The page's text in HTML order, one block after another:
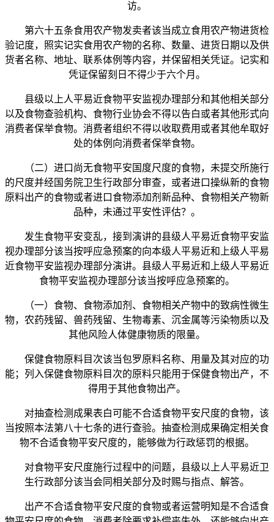
访。
第六十五条食用农产物发卖者该当成立食用农产物进货检
验记度，照实记实食用农产物的名称、数量、进货日期以及供
货者名称、地址、联系体例等内容，并保留相关凭证。记实和
凭证保留刻日不得少于六个月。
县级以上人平易近食物平安监视办理部分和其他相关部分
以及食物查验机构、食物行业协会不得以告白或者其他形式向
消费者保举食物。消费者组织不得以收取费用或者其他牟取好
处的体例向消费者保举食物。
（二）进口尚无食物平安国度尺度的食物，未提交所施行
的尺度并经国务院卫生行政部分审查，或者进口操纵新的食物
原料出产的食物或者进口食物添加剂新品种、食物相关产物新
品种，未通过平安性评估？。
发生食物平安变乱，接到演讲的县级人平易近食物平安监
视办理部分该当按呼应急预案的向本级人平易近和上级人平易
近食物平安监视办理部分演讲。县级人平易近和上级人平易近
食物平安监视办理部分该当按呼应急预案的。
（一）食物、食物添加剂、食物相关产物中的致病性微生
物，农药残留、兽药残留、生物毒素、沉金属等污染物质以及
其他风险人体健康物质的限量。
保健食物原料目次该当包罗原料名称、用量及其对应的功
能；列入保健食物原料目次的原料只能用于保健食物出产，不
得用于其他食物出产。
对抽查检测成果表白可能不合适食物平安尺度的食物，该
当按照本法第八十七条的进行查验。抽查检测成果确定相关食
物不合适食物平安尺度的，能够做为行政惩罚的根据。
对食物平安尺度施行过程中的问题，县级以上人平易近卫
生行政部分该当会同相关部分及时赐与指点、解答。
出产不合适食物平安尺度的食物或者运营明知是不合适食